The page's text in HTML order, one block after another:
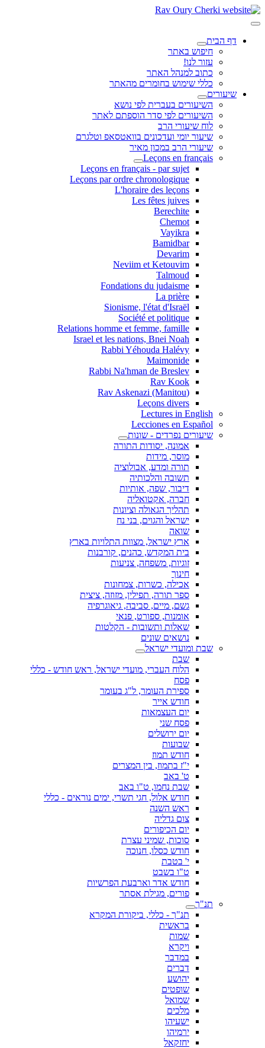
דף הבית
חיפוש באתר
עזור לנו!
כתוב למנהל האתר
כללי שימוש בחומרים מהאתר
שיעורים
השיעורים בעברית לפי נושא
השיעורים לפי סדר הוספתם לאתר
לוח שיעורי הרב
שיעור יומי ועדכונים בוואטסאפ וטלגרם
שיעורי הרב במכון מאיר
Leçons en français
Leçons en français - par sujet
Leçons par ordre chronologique
L'horaire des leçons
Les fêtes juives
Berechite
Chemot
Vayikra
Bamidbar
Devarim
Neviim et Ketouvim
Talmoud
Fondations du judaisme
La prière
Sionisme, l'état d'Israël
Société et politique
Relations homme et femme, famille
Israel et les nations, Bnei Noah
Rabbi Yéhouda Halévy
Maimonide
Rabbi Na'hman de Breslev
Rav Kook
(Rav Askenazi (Manitou
Leçons divers
Lectures in English
Lecciones en Español
שיעורים נפרדים - שונות
אמונה, יסודות התורה
מוסר, מידות
תורה ומדע, אבולוציה
תשובה והלכותיה
דיבור, שפה, אותיות
חברה, אקטואליה
תהליך הגאולה וציונות
ישראל והגוים, בני נח
שואה
ארץ ישראל, מצוות התלויות בארץ
בית המקדש, כהנים, קורבנות
זוגיות, משפחה, צניעות
חינוך
אכילה, כשרות, צמחונות
ספר תורה, תפילין, מזוזה, ציצית
גשם, מיים, סביבה, גיאוגרפיה
אומנות, ספורט, פנאי
שאלות ותשובות - הקלטות
נושאים שונים
שבת ומועדי ישראל
שבת
הלוח העברי, מועדי ישראל, ראש חודש - כללי
פסח
ספירת העומר, ל"ג בעומר
חודש אייר
יום העצמאות
פסח שני
יום ירושלים
שבועות
חודש תמוז
י"ז בתמוז, בין המצרים
ט' באב
שבת נחמו, ט"ו באב
חודש אלול, חגי תשרי, ימים נוראים - כללי
ראש השנה
צום גדליה
יום הכיפורים
סוכות, שמיני עצרת
חודש כסלו, חנוכה
י' בטבת
ט"ו בשבט
חודש אדר וארבעת הפרשיות
פורים, מגילת אסתר
תנ"ך
תנ"ך - כללי, ביקורת המקרא
בראשית
שמות
ויקרא
במדבר
דברים
יהושע
שופטים
שמואל
מלכים
ישעיהו
ירמיהו
יחזקאל